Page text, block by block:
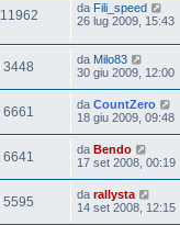
11962 da Fili_speed
26 lug 2009, 15:43
3448 da Milo83
30 giu 2009, 12:00
6661 da CountZero
18 giu 2009, 09:48
6641 da Bendo
17 set 2008, 00:19
5595 da rallysta
14 set 2008, 12:15